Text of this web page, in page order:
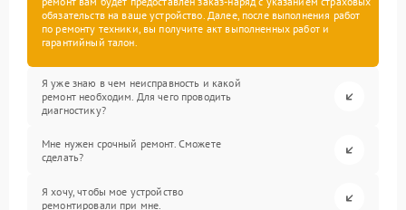
обязательств на ваше устройство. Далее, после выполнения работ
по ремонту техники, вы получите акт выполненных работ и
гарантийный талон.
Я уже знаю в чем неисправность и какой
ремонт необходим. Для чего проводить
диагностику?
Мне нужен срочный ремонт. Сможете
сделать?
Я хочу, чтобы мое устройство
ремонтировали при мне.